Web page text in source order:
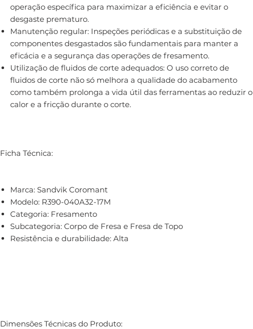
operação específica para maximizar a eficiência e evitar o
desgaste prematuro.
Manutenção regular: Inspeções periódicas e a substituição de
componentes desgastados são fundamentais para manter a
eficácia e a segurança das operações de fresamento.
Utilização de fluidos de corte adequados: O uso correto de
fluidos de corte não só melhora a qualidade do acabamento
como também prolonga a vida útil das ferramentas ao reduzir o
calor e a fricção durante o corte.
Ficha Técnica:
Marca: Sandvik Coromant
Modelo: R390-040A32-17M
Categoria: Fresamento
Subcategoria: Corpo de Fresa e Fresa de Topo
Resistência e durabilidade: Alta
Dimensões Técnicas do Produto: